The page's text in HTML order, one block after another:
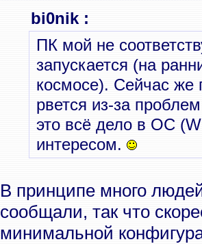
bi0nik :
ПК мой не
запускается (на
космосе). Сейчас же
рвется из-за
это всё дело в ОС
интересом.
В принципе много
сообщали, так что
минимальной